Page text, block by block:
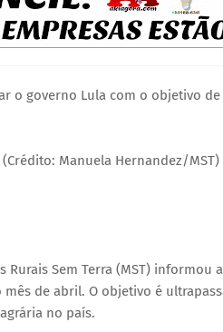
o governo Lula com o objetivo
Manuela Hernandez/MST)
Rurais Sem Terra (MST)
de abril. O objetivo é
no país.